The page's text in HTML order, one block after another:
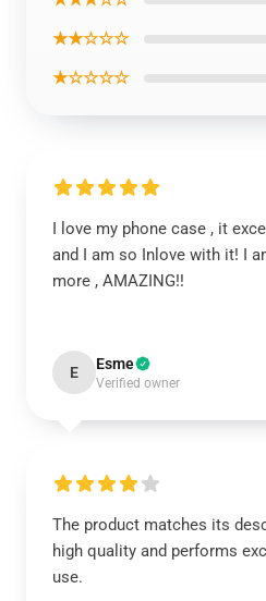
★★☆☆☆
★☆☆☆☆
I love my phone case , it
and I am so Inlove with it! I
more , AMAZING!!
E Esme
Verified owner
The product matches its
high quality and performs
use.